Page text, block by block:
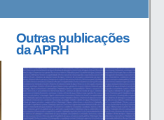
Outras publicações
da APRH